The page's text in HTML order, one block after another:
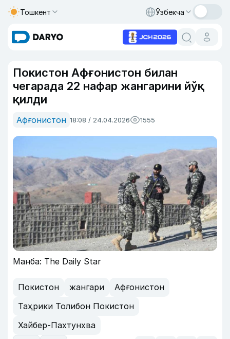
Тошкент Ўзбекча
Покистон Афғонистон билан
чегарада 22 нафар жангарини йўқ
қилди
Афғонистон 18:08 / 24.04.2026 1555
Манба: The Daily Star
Покистон жангари
Афғонистон
Таҳрики Толибон Покистон
Хайбер-Пахтунхва